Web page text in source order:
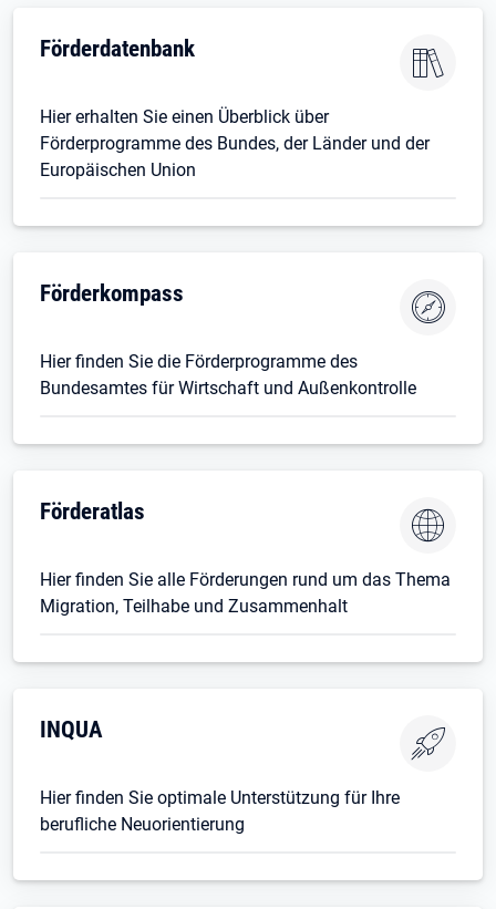
Förderdatenbank
Hier erhalten Sie einen Überblick über
Förderprogramme des Bundes, der Länder und der
Europäischen Union
Förderkompass
Hier finden Sie die Förderprogramme des
Bundesamtes für Wirtschaft und Außenkontrolle
Förderatlas
Hier finden Sie alle Förderungen rund um das Thema
Migration, Teilhabe und Zusammenhalt
INQUA
Hier finden Sie optimale Unterstützung für Ihre
berufliche Neuorientierung